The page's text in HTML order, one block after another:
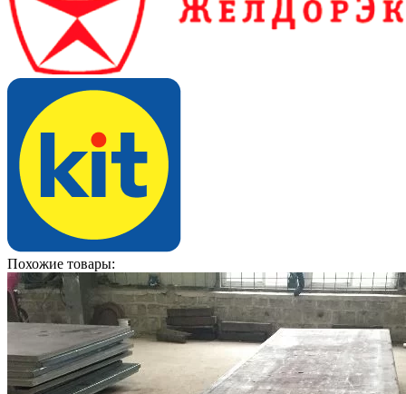
Похожие товары: